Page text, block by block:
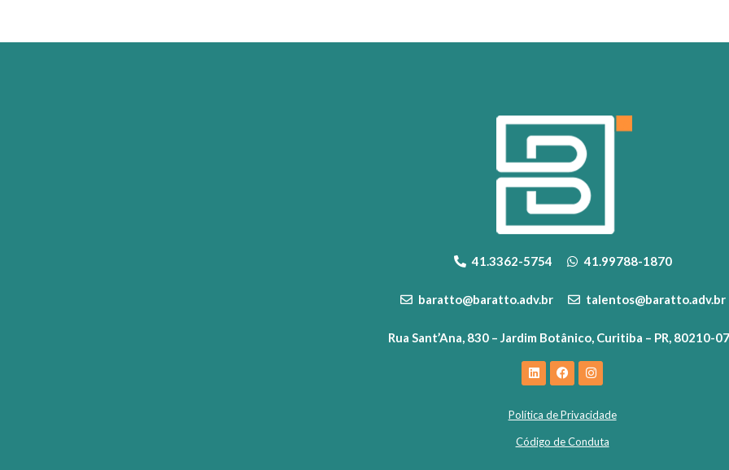
41.3362-5754 41.99788-1870
baratto@baratto.adv.br talentos@baratto.adv.br
Rua Sant’Ana, 830 – Jardim Botânico, Curitiba – PR, 80210-
Política de Privacidade
Código de Conduta